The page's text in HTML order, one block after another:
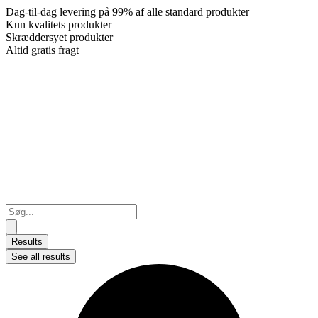
Dag-til-dag levering på 99% af alle standard produkter
Kun kvalitets produkter
Skræddersyet produkter
Altid gratis fragt
Search
...
Results
See all results